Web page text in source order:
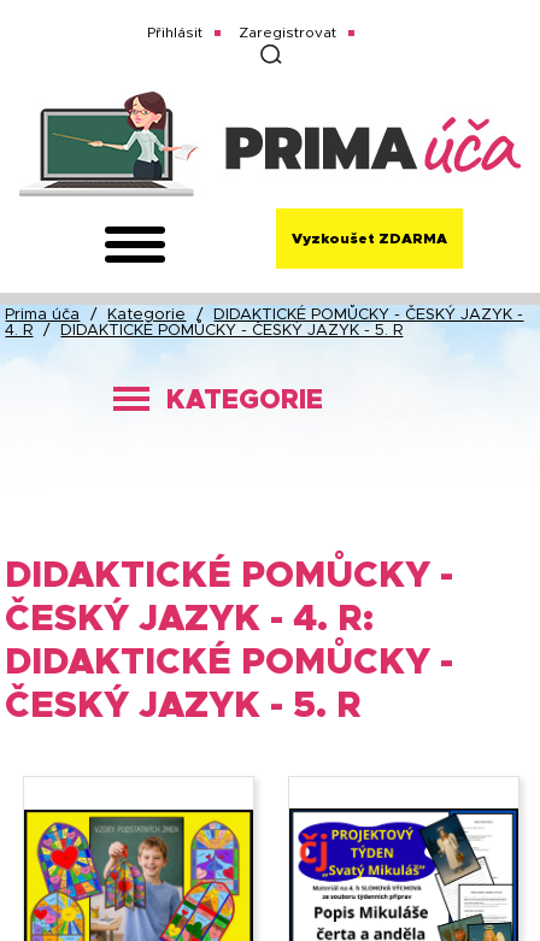
Přihlásit Zaregistrovat
Vyzkoušet ZDARMA
Prima úča / Kategorie /
DIDAKTICKÉ POMŮCKY - ČESKÝ JAZYK -
4. R
/ DIDAKTICKÉ POMŮCKY - ČESKÝ JAZYK - 5. R
KATEGORIE
DIDAKTICKÉ POMŮCKY -
ČESKÝ JAZYK - 4. R:
DIDAKTICKÉ POMŮCKY -
ČESKÝ JAZYK - 5. R